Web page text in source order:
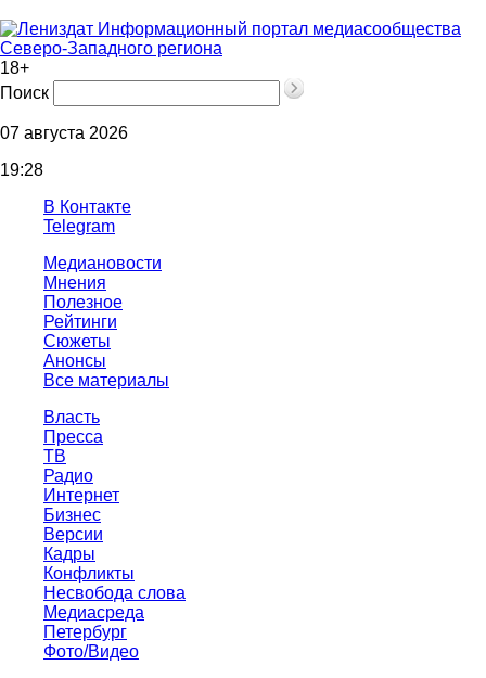
Информационный портал медиасообщества
Северо-Западного региона
18+
Поиск
07 августа 2026
19:28
В Контакте
Telegram
Медиановости
Мнения
Полезное
Рейтинги
Сюжеты
Анонсы
Все материалы
Власть
Пресса
ТВ
Радио
Интернет
Бизнес
Версии
Кадры
Конфликты
Несвобода слова
Медиасреда
Петербург
Фото/Видео